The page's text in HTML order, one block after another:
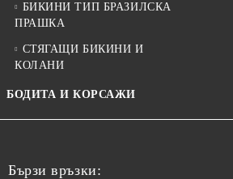
БИКИНИ ТИП БРАЗИЛСКА
ПРАШКА
СТЯГАЩИ БИКИНИ И
КОЛАНИ
БОДИТА И КОРСАЖИ
Бързи връзки: